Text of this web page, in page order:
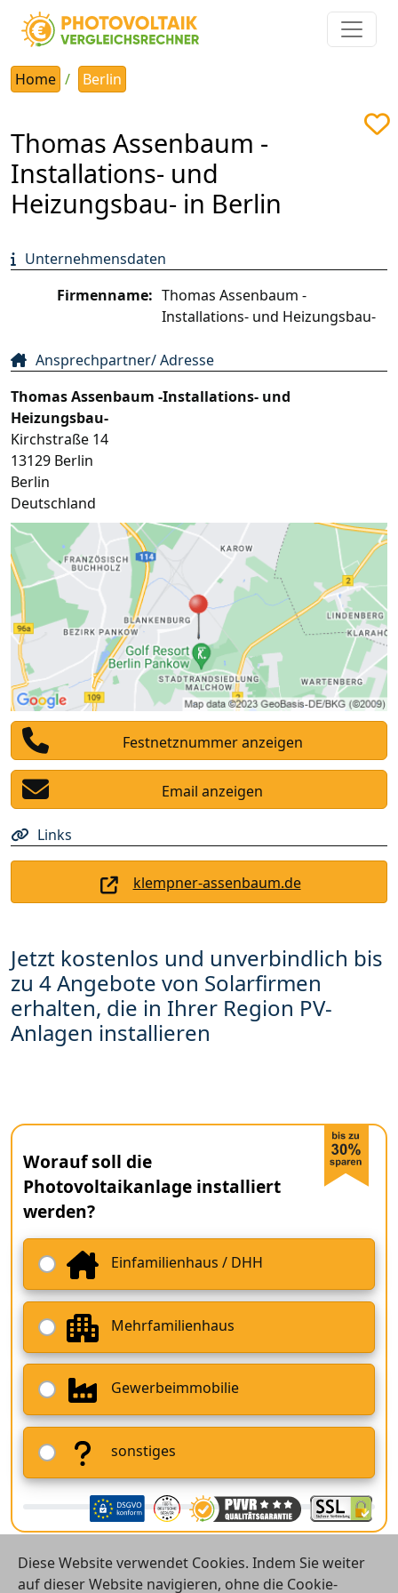
Home Berlin
Thomas Assenbaum -
Installations- und
Heizungsbau- in Berlin
Unternehmensdaten
Firmenname: Thomas Assenbaum -
Installations- und Heizungsbau-
Ansprechpartner/ Adresse
Thomas Assenbaum -Installations- und
Heizungsbau-
Kirchstraße 14
13129 Berlin
Berlin
Deutschland
Festnetznummer anzeigen
Email anzeigen
Links
klempner-assenbaum.de
Jetzt kostenlos und unverbindlich bis
zu 4 Angebote von Solarfirmen
erhalten, die in Ihrer Region PV-
Anlagen installieren
Worauf soll die
Photovoltaikanlage installiert
werden?
Einfamilienhaus / DHH
Mehrfamilienhaus
Gewerbeimmobilie
sonstiges
Diese Website verwendet Cookies. Indem Sie weiter
auf dieser Website navigieren, ohne die Cookie-